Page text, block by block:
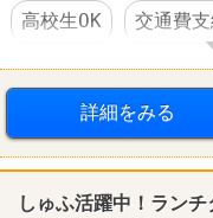
高校生OK 交通費
社員登用あり 学歴
詳細をみる
しゅふ活躍中！ラン